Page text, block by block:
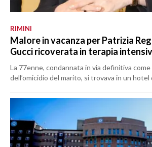
RIMINI
Malore in vacanza per Patrizia
Gucci ricoverata in terapia
La 77enne, condannata in via definitiva
dell’omicidio del marito, si trovava in un hotel